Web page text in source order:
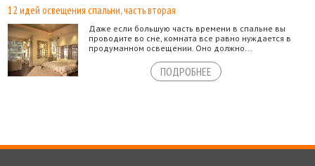
12 идей освещения спальни, часть вторая
Даже если большую часть времени в спальне вы
проводите во сне, комната все равно нуждается в
продуманном освещении. Оно должно...
ПОДРОБНЕЕ